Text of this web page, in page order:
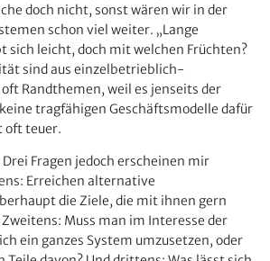
doch nicht, sonst wären wir in der
schon viel weiter. „Lange
sich leicht, doch mit welchen Früchten?
sind aus einzelbetrieblich-
Randthemen, weil es jenseits der
tragfähigen Geschäftsmodelle dafür
oft teuer.
Drei Fragen jedoch erscheinen mir
Erreichen alternative
die Ziele, die mit ihnen gern
Muss man im Interesse der
ein ganzes System umzusetzen, oder